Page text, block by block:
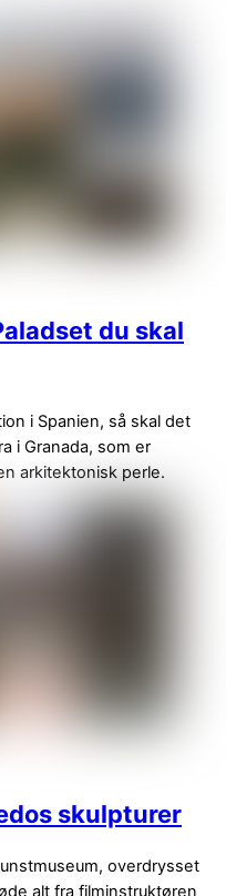
du skal
i Spanien, så skal det
i Granada, som er
arkitektonisk perle.
skulpturer
overdrysset
alt fra filminstruktøren